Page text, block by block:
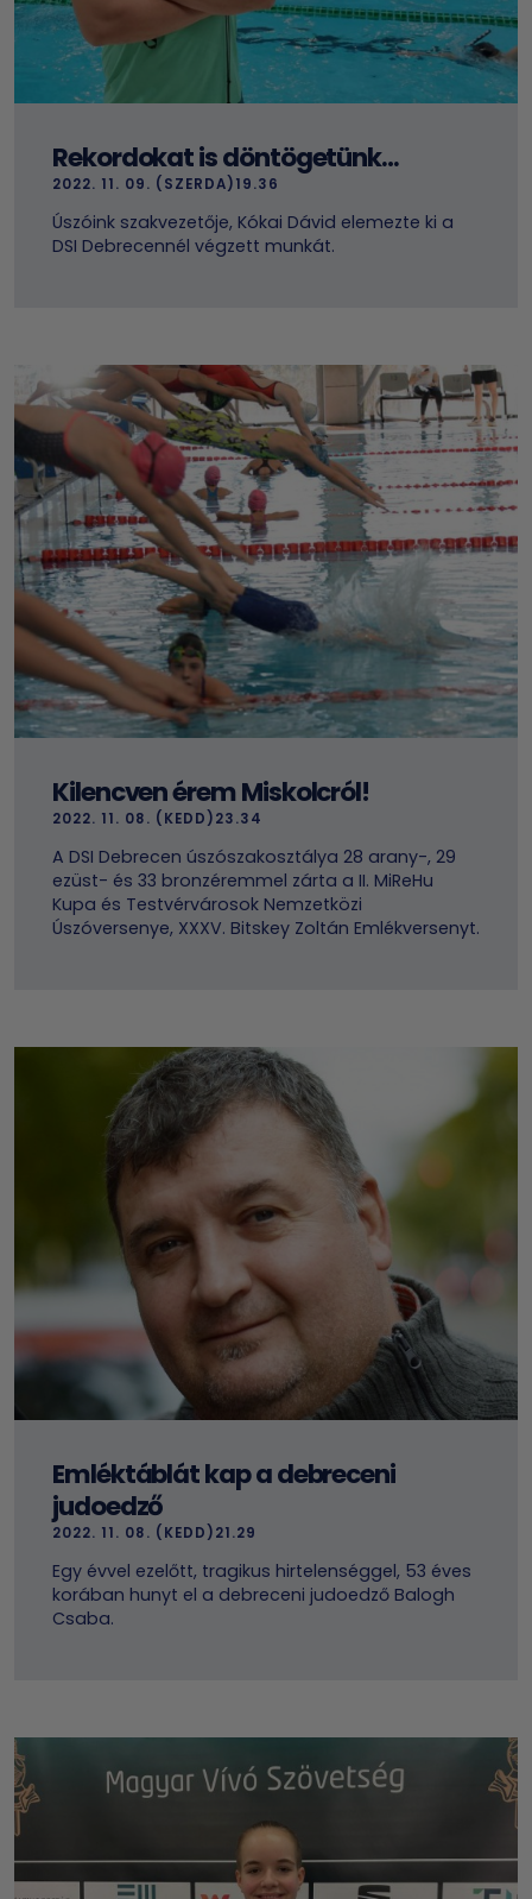
Rekordokat is döntögetünk…
2022. 11. 09. (SZERDA)19.36
Úszóink szakvezetője, Kókai Dávid elemezte ki a
DSI Debrecennél végzett munkát.
Kilencven érem Miskolcról!
2022. 11. 08. (KEDD)23.34
A DSI Debrecen úszószakosztálya 28 arany-, 29
ezüst- és 33 bronzéremmel zárta a II. MiReHu
Kupa és Testvérvárosok Nemzetközi
Úszóversenye, XXXV. Bitskey Zoltán Emlékversenyt.
Emléktáblát kap a debreceni
judoedző
2022. 11. 08. (KEDD)21.29
Egy évvel ezelőtt, tragikus hirtelenséggel, 53 éves
korában hunyt el a debreceni judoedző Balogh
Csaba.